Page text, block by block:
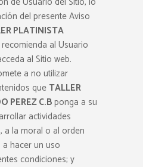
del presente Aviso
PLATINISTA
recomienda al Usuario
al Sitio web.
a no utilizar
que TALLER
PEREZ C.Bponga a su
actividades
a la moral o al orden
hacer un uso
condiciones; y